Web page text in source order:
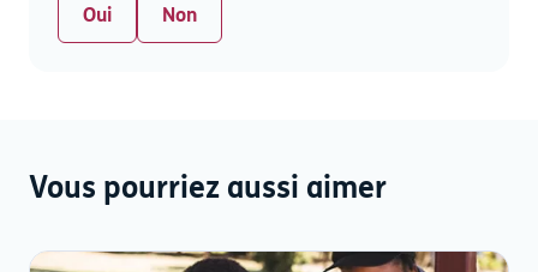
Oui Non
Vous pourriez aussi aimer